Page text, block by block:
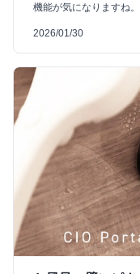
機能が気になりますね。
2026/01/30